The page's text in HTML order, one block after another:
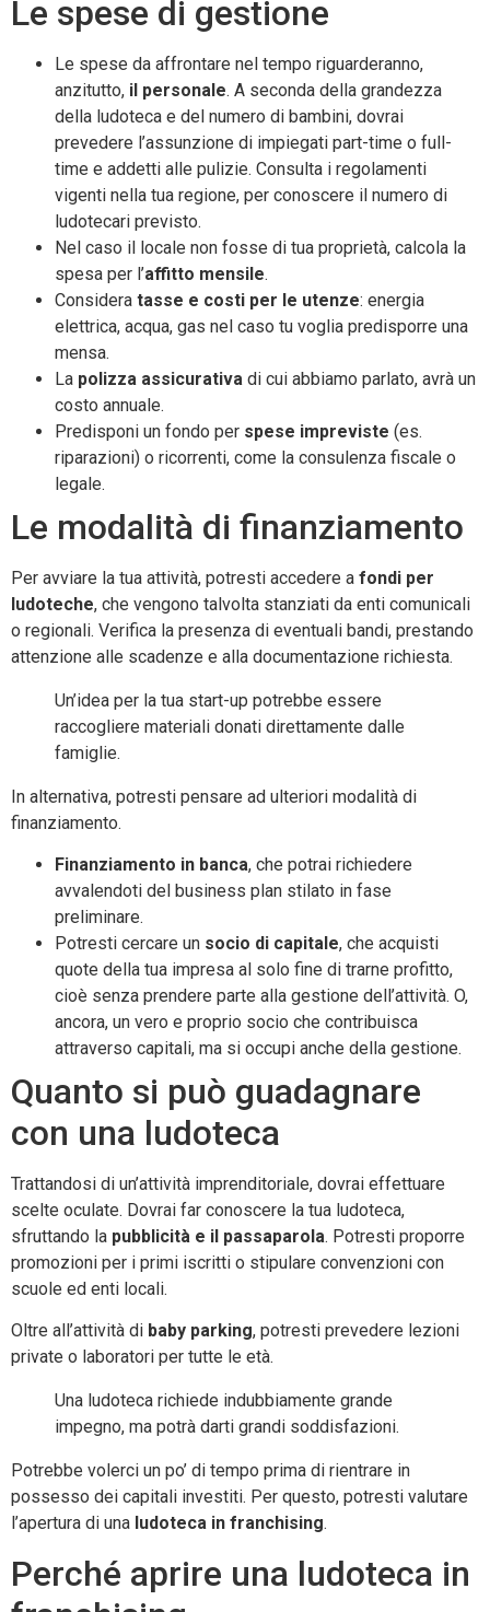
Le spese di gestione
Le spese da affrontare nel tempo riguarderanno,
anzitutto, il personale. A seconda della grandezza
della ludoteca e del numero di bambini, dovrai
prevedere l’assunzione di impiegati part-time o full-
time e addetti alle pulizie. Consulta i regolamenti
vigenti nella tua regione, per conoscere il numero di
ludotecari previsto.
Nel caso il locale non fosse di tua proprietà, calcola la
spesa per l’affitto mensile.
Considera tasse e costi per le utenze: energia
elettrica, acqua, gas nel caso tu voglia predisporre una
mensa.
La polizza assicurativa di cui abbiamo parlato, avrà un
costo annuale.
Predisponi un fondo per spese impreviste (es.
riparazioni) o ricorrenti, come la consulenza fiscale o
legale.
Le modalità di finanziamento
Per avviare la tua attività, potresti accedere a fondi per
ludoteche, che vengono talvolta stanziati da enti comunicali
o regionali. Verifica la presenza di eventuali bandi, prestando
attenzione alle scadenze e alla documentazione richiesta.
Un’idea per la tua start-up potrebbe essere
raccogliere materiali donati direttamente dalle
famiglie.
In alternativa, potresti pensare ad ulteriori modalità di
finanziamento.
Finanziamento in banca, che potrai richiedere
avvalendoti del business plan stilato in fase
preliminare.
Potresti cercare un socio di capitale, che acquisti
quote della tua impresa al solo fine di trarne profitto,
cioè senza prendere parte alla gestione dell’attività. O,
ancora, un vero e proprio socio che contribuisca
attraverso capitali, ma si occupi anche della gestione.
Quanto si può guadagnare
con una ludoteca
Trattandosi di un’attività imprenditoriale, dovrai effettuare
scelte oculate. Dovrai far conoscere la tua ludoteca,
sfruttando la pubblicità e il passaparola. Potresti proporre
promozioni per i primi iscritti o stipulare convenzioni con
scuole ed enti locali.
Oltre all’attività di baby parking, potresti prevedere lezioni
private o laboratori per tutte le età.
Una ludoteca richiede indubbiamente grande
impegno, ma potrà darti grandi soddisfazioni.
Potrebbe volerci un po’ di tempo prima di rientrare in
possesso dei capitali investiti. Per questo, potresti valutare
l’apertura di una ludoteca in franchising.
Perché aprire una ludoteca in